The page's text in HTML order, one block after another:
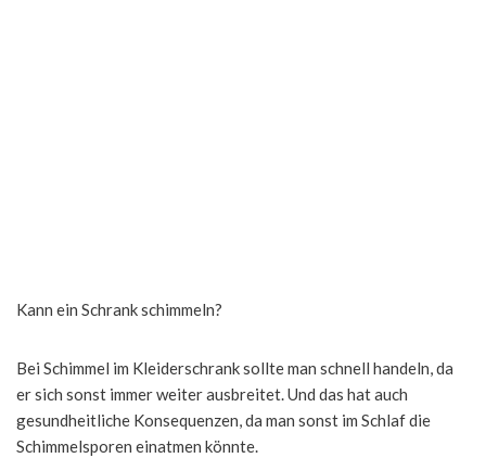
Kann ein Schrank schimmeln?
Bei Schimmel im Kleiderschrank sollte man schnell handeln, da
er sich sonst immer weiter ausbreitet. Und das hat auch
gesundheitliche Konsequenzen, da man sonst im Schlaf die
Schimmelsporen einatmen könnte.